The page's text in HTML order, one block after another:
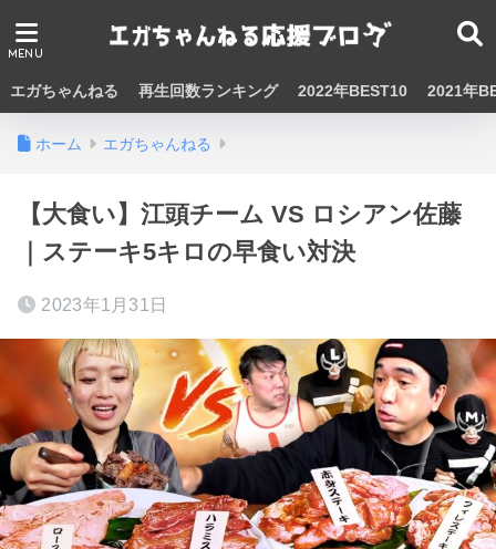
エガちゃんねる 再生回数ランキング 2022年BEST10 2021年
ホーム エガちゃんねる
【大食い】江頭チーム VS ロシアン佐藤
｜ステーキ5キロの早食い対決
2023年1月31日